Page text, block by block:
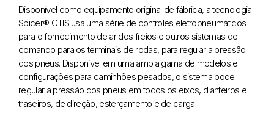
Disponível como equipamento original de fábrica, a tecnologia
Spicer® CTIS usa uma série de controles eletropneumáticos
para o fornecimento de ar dos freios e outros sistemas de
comando para os terminais de rodas, para regular a pressão
dos pneus. Disponível em uma ampla gama de modelos e
configurações para caminhões pesados, o sistema pode
regular a pressão dos pneus em todos os eixos, dianteiros e
traseiros, de direção, esterçamento e de carga.